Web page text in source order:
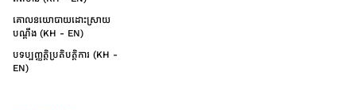
គោលនយោបាយដោះស្រាយ
បណ្ដឹង (KH - EN)
បទប្បញ្ញត្តិប្រតិបត្តិការ (KH -
EN)